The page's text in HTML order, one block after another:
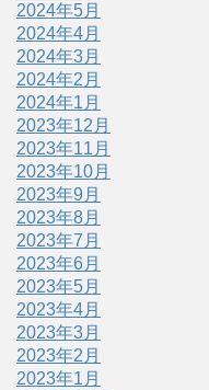
2024年5月
2024年4月
2024年3月
2024年2月
2024年1月
2023年12月
2023年11月
2023年10月
2023年9月
2023年8月
2023年7月
2023年6月
2023年5月
2023年4月
2023年3月
2023年2月
2023年1月